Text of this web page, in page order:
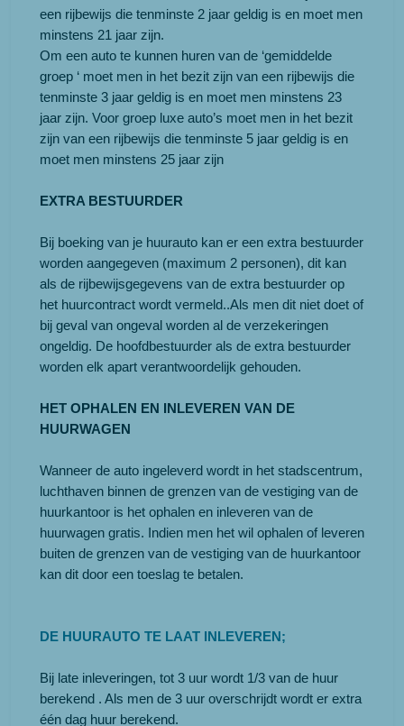
een rijbewijs die tenminste 2 jaar geldig is en moet men
minstens 21 jaar zijn.
Om een auto te kunnen huren van de ‘gemiddelde
groep ‘ moet men in het bezit zijn van een rijbewijs die
tenminste 3 jaar geldig is en moet men minstens 23
jaar zijn. Voor groep luxe auto’s moet men in het bezit
zijn van een rijbewijs die tenminste 5 jaar geldig is en
moet men minstens 25 jaar zijn
EXTRA BESTUURDER
Bij boeking van je huurauto kan er een extra bestuurder
worden aangegeven (maximum 2 personen), dit kan
als de rijbewijsgegevens van de extra bestuurder op
het huurcontract wordt vermeld..Als men dit niet doet of
bij geval van ongeval worden al de verzekeringen
ongeldig. De hoofdbestuurder als de extra bestuurder
worden elk apart verantwoordelijk gehouden.
HET OPHALEN EN INLEVEREN VAN DE
HUURWAGEN
Wanneer de auto ingeleverd wordt in het stadscentrum,
luchthaven binnen de grenzen van de vestiging van de
huurkantoor is het ophalen en inleveren van de
huurwagen gratis. Indien men het wil ophalen of leveren
buiten de grenzen van de vestiging van de huurkantoor
kan dit door een toeslag te betalen.
DE HUURAUTO TE LAAT INLEVEREN;
Bij late inleveringen, tot 3 uur wordt 1/3 van de huur
berekend . Als men de 3 uur overschrijdt wordt er extra
één dag huur berekend.